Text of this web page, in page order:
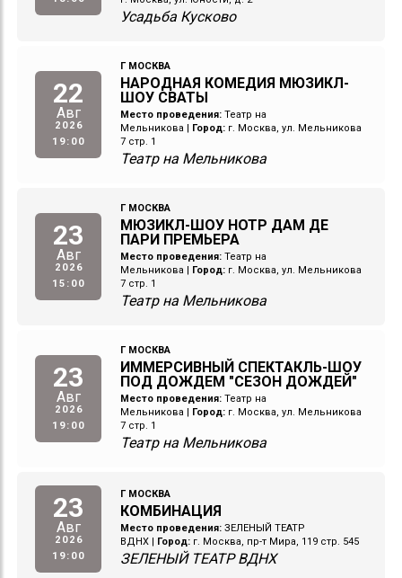
Усадьба Кусково
22
Авг
2026
19:00
Г МОСКВА
НАРОДНАЯ КОМЕДИЯ МЮЗИКЛ-
ШОУ СВАТЫ
Место проведения: Театр на
Мельникова | Город: г. Москва, ул. Мельникова
7 стр. 1
Театр на Мельникова
23
Авг
2026
15:00
Г МОСКВА
МЮЗИКЛ-ШОУ НОТР ДАМ ДЕ
ПАРИ ПРЕМЬЕРА
Место проведения: Театр на
Мельникова | Город: г. Москва, ул. Мельникова
7 стр. 1
Театр на Мельникова
23
Авг
2026
19:00
Г МОСКВА
ИММЕРСИВНЫЙ СПЕКТАКЛЬ-ШОУ
ПОД ДОЖДЕМ "СЕЗОН ДОЖДЕЙ"
Место проведения: Театр на
Мельникова | Город: г. Москва, ул. Мельникова
7 стр. 1
Театр на Мельникова
23
Авг
2026
19:00
Г МОСКВА
КОМБИНАЦИЯ
Место проведения: ЗЕЛЕНЫЙ ТЕАТР
ВДНХ
Город: г. Москва, пр-т Мира, 119 стр. 545
ЗЕЛЕНЫЙ ТЕАТР ВДНХ